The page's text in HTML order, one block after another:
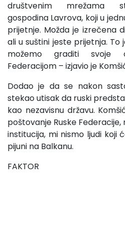
društvenim mrežama
gospodina Lavrova, koji u
prijetnje. Možda je izrečena
ali u suštini jeste prijetnja.
možemo graditi svoje
Federacijom – izjavio je
Dodao je da se nakon
stekao utisak da ruski
kao nezavisnu državu.
poštovanje Ruske
institucija, mi nismo ljudi koji
pijuni na Balkanu.
FAKTOR